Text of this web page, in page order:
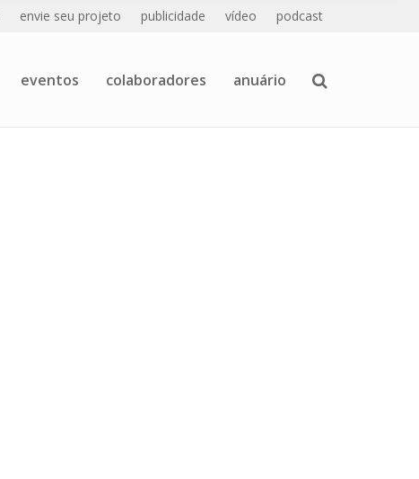
envie seu projeto publicidade vídeo podcast
eventos colaboradores anuário